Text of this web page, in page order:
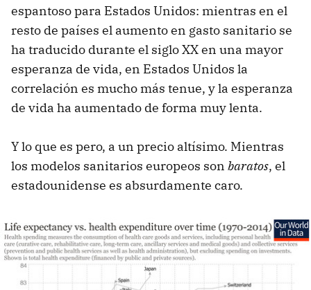
espantoso para Estados Unidos: mientras en el
resto de países el aumento en gasto sanitario se
ha traducido durante el siglo XX en una mayor
esperanza de vida, en Estados Unidos la
correlación es mucho más tenue, y la esperanza
de vida ha aumentado de forma muy lenta.
Y lo que es pero, a un precio altísimo. Mientras
los modelos sanitarios europeos son baratos, el
estadounidense es absurdamente caro.